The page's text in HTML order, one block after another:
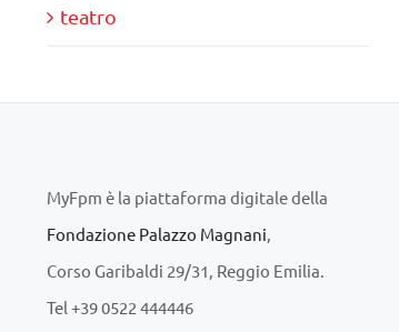
teatro
MyFpm è la piattaforma digitale della
Fondazione Palazzo Magnani
Corso Garibaldi 29/31, Reggio Emilia.
Tel +39 0522 444446